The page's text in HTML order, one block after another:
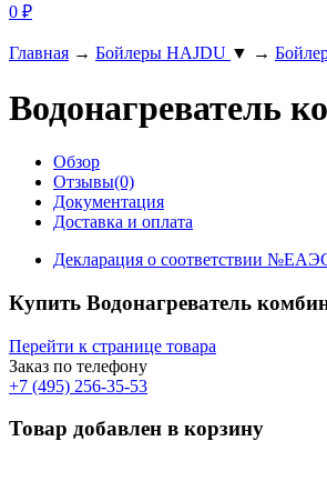
0 ₽
Главная → Бойлеры HAJDU ▼ →
Водонагреватель
Обзор
Отзывы(0)
Документация
Доставка и оплата
Декларация о соответствии
Купить Водонагреватель
Перейти к странице товара
Заказ по телефону
+7 (495) 256-35-53
Товар добавлен в корзину